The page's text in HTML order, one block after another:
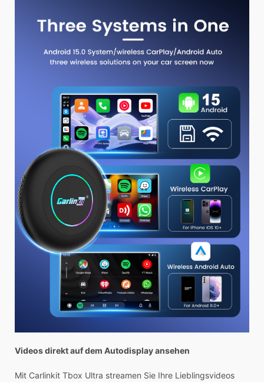
Videos direkt auf dem Autodisplay ansehen
Mit Carlinkit Tbox Ultra streamen Sie Ihre Lieblingsvideos